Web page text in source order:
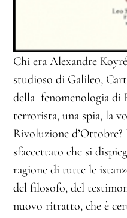
Chi era Alexandre
studioso di Galileo,
della fenomenologia di
terrorista, una spia, la
Rivoluzione
sfaccettato che si
ragione di tutte le
del filosofo, del
nuovo ritratto, che è